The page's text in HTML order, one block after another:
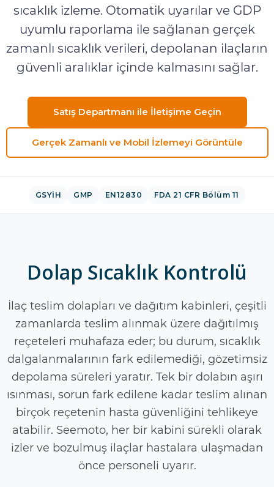
sıcaklık izleme. Otomatik uyarılar ve GDP
uyumlu raporlama ile sağlanan gerçek
zamanlı sıcaklık verileri, depolanan ilaçların
güvenli aralıklar içinde kalmasını sağlar.
Satış Departmanı ile İletişime Geçin
Gerçek Zamanlı ve Mobil İzlemeyi Görüntüle
GSYİH GMP EN12830 FDA 21 CFR Bölüm 11
Dolap Sıcaklık Kontrolü
İlaç teslim dolapları ve dağıtım kabinleri, çeşitli
zamanlarda teslim alınmak üzere dağıtılmış
reçeteleri muhafaza eder; bu durum, sıcaklık
dalgalanmalarının fark edilemediği, gözetimsiz
depolama süreleri yaratır. Tek bir dolabın aşırı
ısınması, sorun fark edilene kadar teslim alınan
birçok reçetenin hasta güvenliğini tehlikeye
atabilir. Seemoto, her bir kabini sürekli olarak
izler ve bozulmuş ilaçlar hastalara ulaşmadan
önce personeli uyarır.